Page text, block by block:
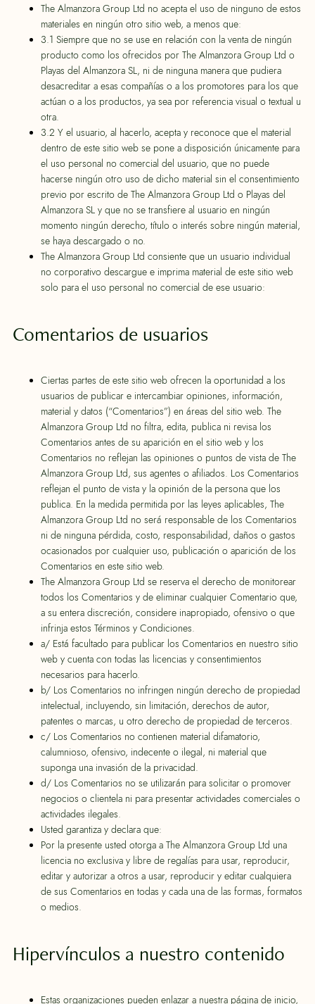
The Almanzora Group Ltd no acepta el uso de ninguno de estos
materiales en ningún otro sitio web, a menos que:
3.1 Siempre que no se use en relación con la venta de ningún
producto como los ofrecidos por The Almanzora Group Ltd o
Playas del Almanzora SL, ni de ninguna manera que pudiera
desacreditar a esas compañías o a los promotores para los que
actúan o a los productos, ya sea por referencia visual o textual u
otra.
3.2 Y el usuario, al hacerlo, acepta y reconoce que el material
dentro de este sitio web se pone a disposición únicamente para
el uso personal no comercial del usuario, que no puede
hacerse ningún otro uso de dicho material sin el consentimiento
previo por escrito de The Almanzora Group Ltd o Playas del
Almanzora SL y que no se transfiere al usuario en ningún
momento ningún derecho, título o interés sobre ningún material,
se haya descargado o no.
The Almanzora Group Ltd consiente que un usuario individual
no corporativo descargue e imprima material de este sitio web
solo para el uso personal no comercial de ese usuario:
Comentarios de usuarios
Ciertas partes de este sitio web ofrecen la oportunidad a los
usuarios de publicar e intercambiar opiniones, información,
material y datos (“Comentarios”) en áreas del sitio web. The
Almanzora Group Ltd no filtra, edita, publica ni revisa los
Comentarios antes de su aparición en el sitio web y los
Comentarios no reflejan las opiniones o puntos de vista de The
Almanzora Group Ltd, sus agentes o afiliados. Los Comentarios
reflejan el punto de vista y la opinión de la persona que los
publica. En la medida permitida por las leyes aplicables, The
Almanzora Group Ltd no será responsable de los Comentarios
ni de ninguna pérdida, costo, responsabilidad, daños o gastos
ocasionados por cualquier uso, publicación o aparición de los
Comentarios en este sitio web.
The Almanzora Group Ltd se reserva el derecho de monitorear
todos los Comentarios y de eliminar cualquier Comentario que,
a su entera discreción, considere inapropiado, ofensivo o que
infrinja estos Términos y Condiciones.
a/ Está facultado para publicar los Comentarios en nuestro sitio
web y cuenta con todas las licencias y consentimientos
necesarios para hacerlo.
b/ Los Comentarios no infringen ningún derecho de propiedad
intelectual, incluyendo, sin limitación, derechos de autor,
patentes o marcas, u otro derecho de propiedad de terceros.
c/ Los Comentarios no contienen material difamatorio,
calumnioso, ofensivo, indecente o ilegal, ni material que
suponga una invasión de la privacidad.
d/ Los Comentarios no se utilizarán para solicitar o promover
negocios o clientela ni para presentar actividades comerciales o
actividades ilegales.
Usted garantiza y declara que:
Por la presente usted otorga a The Almanzora Group Ltd una
licencia no exclusiva y libre de regalías para usar, reproducir,
editar y autorizar a otros a usar, reproducir y editar cualquiera
de sus Comentarios en todas y cada una de las formas, formatos
o medios.
Hipervínculos a nuestro contenido
Estas organizaciones pueden enlazar a nuestra página de inicio,